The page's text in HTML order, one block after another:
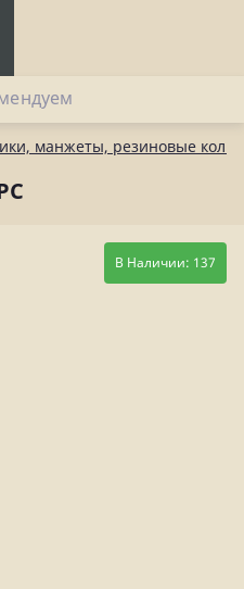
манжеты, резиновые
В Наличии: 137